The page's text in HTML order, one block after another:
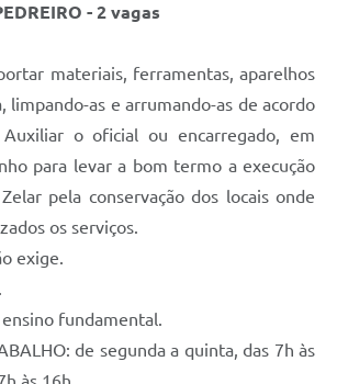
- 2 vagas
materiais, ferramentas, aparelhos
limpando-as e arrumando-as de acordo
o oficial ou encarregado, em
para levar a bom termo a execução
pela conservação dos locais onde
os serviços.
exige.
ensino fundamental.
de segunda a quinta, das 7h às